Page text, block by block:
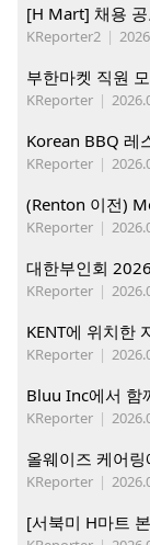
[H Mart] 채용
KReporter2 |
부한마켓 직원
KReporter |
KReporter |
KReporter |
KReporter |
KReporter |
Bluu Inc에서 함
KReporter |
올웨이즈 케어
KReporter |